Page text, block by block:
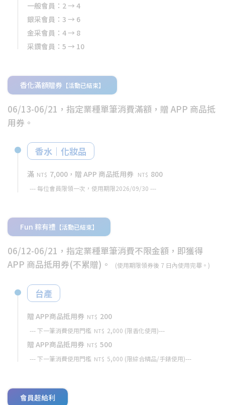
一般會員：2 → 4
銀采會員：3 → 6
金采會員：4 → 8
采鑽會員：5 → 10
香化滿額贈券 【活動已結束】
06/13-06/21，指定業種單筆消費滿額，贈 APP 商品抵
用券。
香水｜化妝品
滿 NT$ 7,000，贈 APP 商品抵用券 NT$ 800
--- 每位會員限領一次，使用期限2026/09/30 ---
Fun 粽有禮 【活動已結束】
06/12-06/21，指定業種單筆消費不限金額，即獲得
APP 商品抵用券(不累贈)。
(使用期限領券後 7 日內使用完畢。)
台產
贈 APP商品抵用券 NT$ 200
--- 下一筆消費使用門檻 NT$ 2,000 (限香化使用)---
贈 APP商品抵用券 NT$ 500
--- 下一筆消費使用門檻 NT$ 5,000 (限綜合精品/手錶使用)---
會員超給利